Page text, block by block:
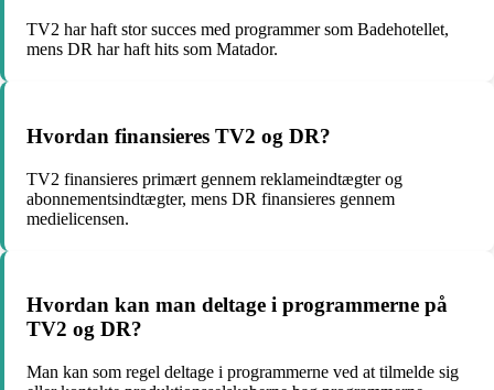
TV2 har haft stor succes med programmer som Badehotellet,
mens DR har haft hits som Matador.
Hvordan finansieres TV2 og DR?
TV2 finansieres primært gennem reklameindtægter og
abonnementsindtægter, mens DR finansieres gennem
medielicensen.
Hvordan kan man deltage i programmerne på
TV2 og DR?
Man kan som regel deltage i programmerne ved at tilmelde sig